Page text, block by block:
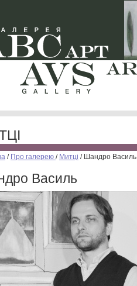
/ Про галерею / Митці / Шандро Василь
Василь